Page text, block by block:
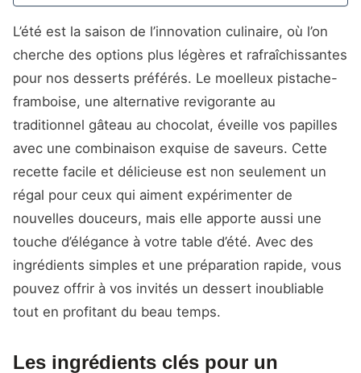
L’été est la saison de l’innovation culinaire, où l’on
cherche des options plus légères et rafraîchissantes
pour nos desserts préférés. Le moelleux pistache-
framboise, une alternative revigorante au
traditionnel gâteau au chocolat, éveille vos papilles
avec une combinaison exquise de saveurs. Cette
recette facile et délicieuse est non seulement un
régal pour ceux qui aiment expérimenter de
nouvelles douceurs, mais elle apporte aussi une
touche d’élégance à votre table d’été. Avec des
ingrédients simples et une préparation rapide, vous
pouvez offrir à vos invités un dessert inoubliable
tout en profitant du beau temps.
Les ingrédients clés pour un